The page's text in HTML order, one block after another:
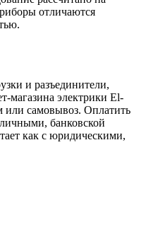
отличаются
и разъединители,
магазина электрики El-
или самовывоз. Оплатить
банковской
как с юридическими,